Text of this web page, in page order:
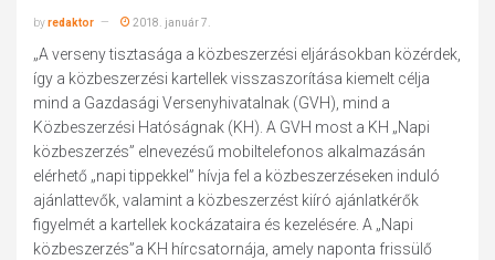
byredaktor 2018. január 7.
„A verseny tisztasága a közbeszerzési eljárásokban közérdek,
így a közbeszerzési kartellek visszaszorítása kiemelt célja
mind a Gazdasági Versenyhivatalnak (GVH), mind a
Közbeszerzési Hatóságnak (KH). A GVH most a KH „Napi
közbeszerzés” elnevezésű mobiltelefonos alkalmazásán
elérhető „napi tippekkel” hívja fel a közbeszerzéseken induló
ajánlattevők, valamint a közbeszerzést kiíró ajánlatkérők
figyelmét a kartellek kockázataira és kezelésére. A „Napi
közbeszerzés”a KH hírcsatornája, amely naponta frissülő